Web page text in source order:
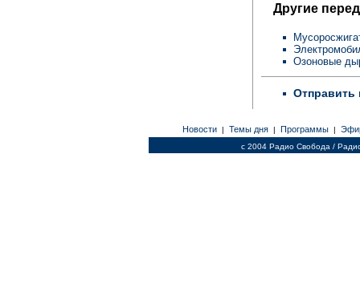
Другие
Озоновые
Отправить
Новости | Темы дня | Программы |
c 2004 Радио Свобода /